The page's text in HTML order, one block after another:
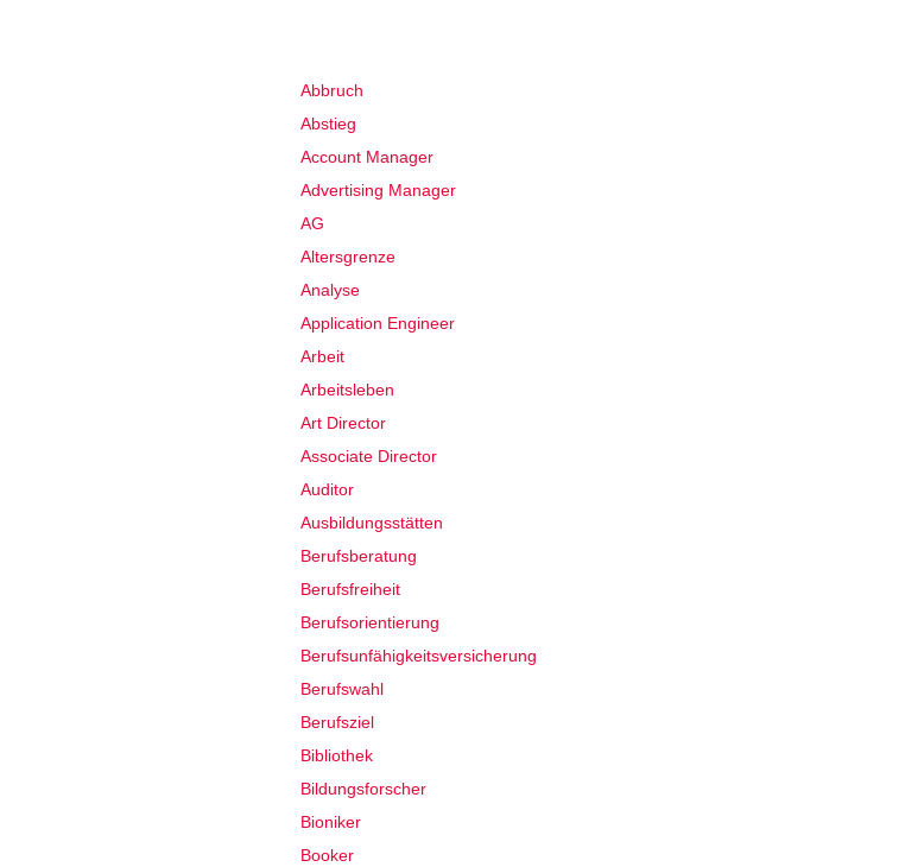
Abbruch
Abstieg
Account Manager
Advertising Manager
AG
Altersgrenze
Analyse
Application Engineer
Arbeit
Arbeitsleben
Art Director
Associate Director
Auditor
Ausbildungsstätten
Berufsberatung
Berufsfreiheit
Berufsorientierung
Berufsunfähigkeitsversicherung
Berufswahl
Berufsziel
Bibliothek
Bildungsforscher
Bioniker
Booker